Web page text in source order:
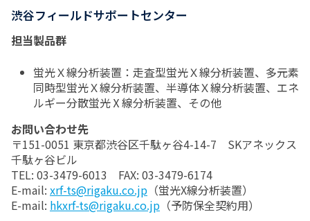
渋谷フィールドサポートセンター
担当製品群
蛍光Ｘ線分析装置：走査型蛍光Ｘ線分析装置、多元素
同時型蛍光Ｘ線分析装置、半導体Ｘ線分析装置、エネ
ルギー分散蛍光Ⅹ線分析装置、その他
お問い合わせ先
〒151-0051 東京都渋谷区千駄ヶ谷4-14-7 SKアネックス
千駄ヶ谷ビル
TEL: 03-3479-6013 FAX: 03-3479-6174
E-mail: xrf-ts@rigaku.co.jp （蛍光X線分析装置）
E-mail: hkxrf-ts@rigaku.co.jp （予防保全契約用）